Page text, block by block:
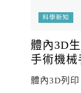
科學新知
體內3D
手術機械
體內3D列